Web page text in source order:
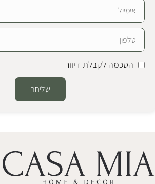
הסכמה לקבלת דיוור
שליחה